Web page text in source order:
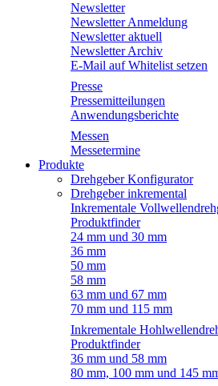
Newsletter
Newsletter Anmeldung
Newsletter aktuell
Newsletter Archiv
E-Mail auf Whitelist setzen
Presse
Pressemitteilungen
Anwendungsberichte
Messen
Messetermine
Produkte
Drehgeber Konfigurator
Drehgeber inkremental
Inkrementale
Produktfinder
24 mm und 30 mm
36 mm
50 mm
58 mm
63 mm und 67 mm
70 mm und 115 mm
Inkrementale
Produktfinder
36 mm und 58 mm
80 mm, 100 mm und 145